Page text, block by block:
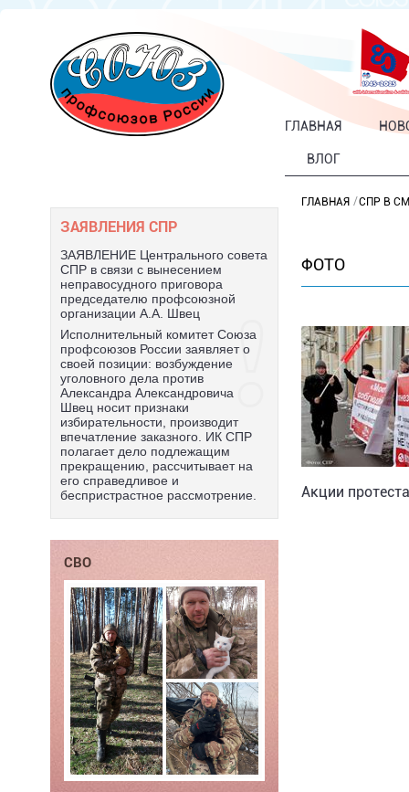
ГЛАВНАЯ
ВЛОГ
ЗАЯВЛЕНИЯ СПР
ЗАЯВЛЕНИЕ Центрального совета
СПР в связи с вынесением
неправосудного приговора
председателю профсоюзной
организации А.А. Швец
Исполнительный комитет Союза
профсоюзов России заявляет о
своей позиции: возбуждение
уголовного дела против
Александра Александровича
Швец носит признаки
избирательности, производит
впечатление заказного. ИК СПР
полагает дело подлежащим
прекращению, рассчитывает на
его справедливое и
беспристрастное рассмотрение.
СВО
ГЛАВНАЯ СПР В
ФОТО
Акции протеста